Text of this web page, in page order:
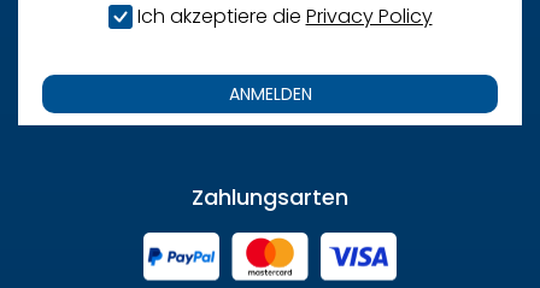
Ich akzeptiere die Privacy Policy
ANMELDEN
Zahlungsarten